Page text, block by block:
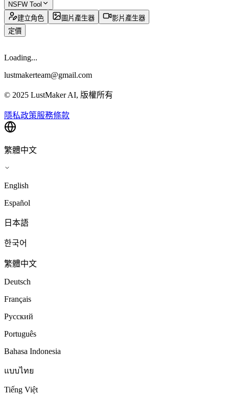
NSFW Tool
建立角色
圖片產生器
影片產生器
定價
Loading...
lustmakerteam@gmail.com
© 2025 LustMaker AI, 版權所有
隱私政策服務條款
繁體中文
English
Español
日本語
한국어
繁體中文
Deutsch
Français
Русский
Português
Bahasa Indonesia
แบบไทย
Tiếng Việt